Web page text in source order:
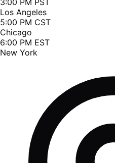
Los Angeles
5:00 PM CST
Chicago
6:00 PM EST
New York